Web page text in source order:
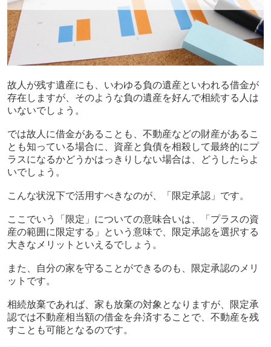
故人が残す遺産にも、いわゆる負の遺産といわれる借金が
存在しますが、そのような負の遺産を好んで相続する人は
いないでしょう。
では故人に借金があることも、不動産などの財産があるこ
とも知っている場合に、資産と負債を相殺して最終的にプ
ラスになるかどうかはっきりしない場合は、どうしたらよ
いでしょう。
こんな状況下で活用すべきなのが、「限定承認」です。
ここでいう「限定」についての意味合いは、「プラスの資
産の範囲に限定する」という意味で、限定承認を選択する
大きなメリットといえるでしょう。
また、自分の家を守ることができるのも、限定承認のメリ
ットです。
相続放棄であれば、家も放棄の対象となりますが、限定承
認では不動産相当額の借金を弁済することで、不動産を残
すことも可能となるのです。